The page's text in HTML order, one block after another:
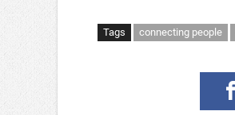
Tags connecting people